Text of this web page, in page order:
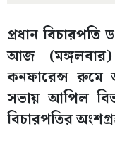
প্রধান
আজ
কনফারেন্স রুমে
সভায় আপিল
বিচারপতির